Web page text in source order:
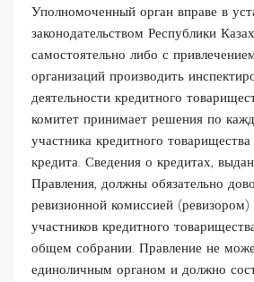
Уполномоченный орган вправе в
законодательством Республики
самостоятельно либо с
организаций производить
деятельности кредитного
комитет принимает решения по
участника кредитного
кредита. Сведения о кредитах,
Правления, должны обязательно
ревизионной комиссией (ревизором)
участников кредитного
общем собрании. Правление не
единоличным органом и должно